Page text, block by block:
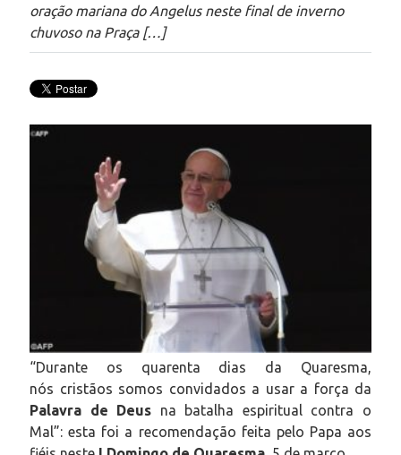
oração mariana do Angelus neste final de inverno
chuvoso na Praça […]
“Durante os quarenta dias da Quaresma,
nós cristãos somos convidados a usar a força da
Palavra de Deus na batalha espiritual contra o
Mal”: esta foi a recomendação feita pelo Papa aos